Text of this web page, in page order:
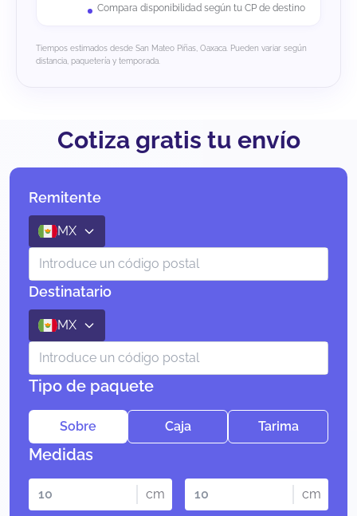
Compara disponibilidad según tu CP de destino
Tiempos estimados desde San Mateo Piñas, Oaxaca. Pueden variar según
distancia, paquetería y temporada.
Cotiza gratis tu envío
Remitente
MX
Destinatario
MX
Tipo de paquete
Sobre Caja Tarima
Medidas
cm cm